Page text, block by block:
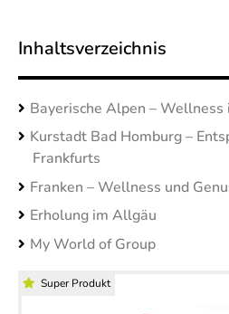
Inhaltsverzeichnis
Bayerische Alpen –
Kurstadt Bad Homburg –
Frankfurts
Franken – Wellness und
Erholung im Allgäu
My World of Group
Super Produkt